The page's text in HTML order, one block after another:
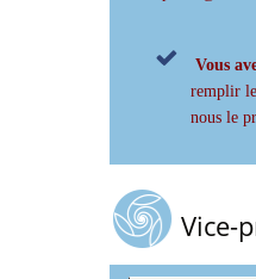
Vous
remplir
nous le
Vice-